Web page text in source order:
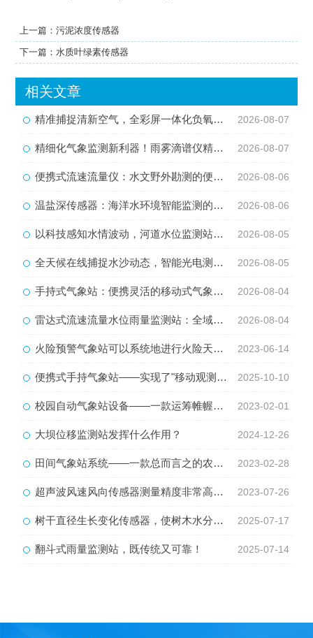
上一篇： 污泥浓度传感器
下一篇： 水质叶绿素传感器
相关文章
精准捕捉清新空气，全彩屏一体化负氧离子监测站量化生态优势 2026-08-07
精细化气象监测新利器！雨雾滴谱仪精准识别各类雨雪雾天气 2026-08-07
便携式流速流量仪：水文野外勘测的便携智能检测利器 2026-08-06
温盐深传感器：海洋水环境智能监测的核心感知设备 2026-08-06
以科技感知水情波动，河道水位监测站守护流域河道安全 2026-08-05
全天候在线捕捉水沙动态，智能光电测沙仪守护水域水沙安全 2026-08-05
手持式气象站：便携灵活的移动式气象监测智能设备 2026-08-04
雷达式流速流量水位雨量监测站：全域水文智慧监测一体化设备 2026-08-04
火险预警气象站可以系统地进行火险天气预测预报 2023-06-14
便携式手持气象站——实现了"移动观测"的自由 2025-10-10
校园自动气象站设备——一款运筹帷幄中小校园气象站设备#2023已更新 2023-02-01
大坝位移监测站发挥什么作用？ 2024-12-26
田间气象站系统——一款总而言之的农业气象综合监测站2023已更新 2023-02-28
超声波风速风向传感器测量精度非常高，误差小 2023-07-26
树干直径生长变化传感器，使树木水分关系、生长动态等研究变得更容易、更准确 2025-07-17
翻斗式雨量监测站，既传统又可靠！ 2025-07-14